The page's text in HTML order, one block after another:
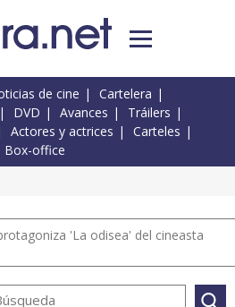
de cine
Cartelera
DVD Avances
Tráilers
Actores y actrices
Carteles
Box-office
'La odisea' del cineasta